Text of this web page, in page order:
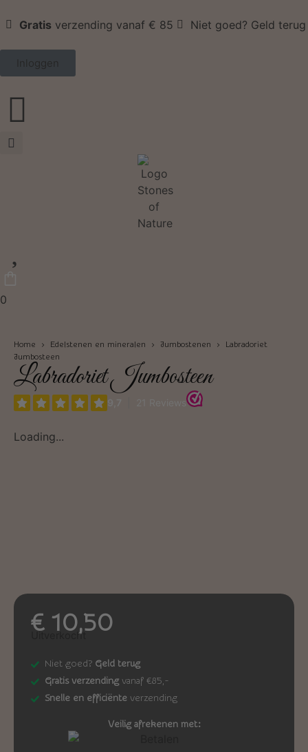
Gratis verzending vanaf € 85 Niet goed? Geld terug
Inloggen
0
Home › Edelstenen en mineralen › Jumbostenen › Labradoriet
Jumbosteen
Labradoriet Jumbosteen
Loading...
€10,50
Uitverkocht
Niet goed? Geld terug
Gratis verzendingvanaf €85,-
Snelle en efficiënte verzending
Veilig afrekenen met: